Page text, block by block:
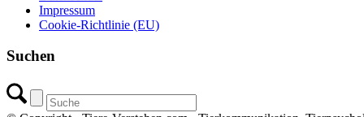
Impressum
Cookie-Richtlinie (EU)
Suchen